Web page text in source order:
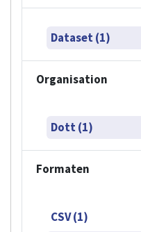
Dataset (1)
Organisation
Dott (1)
Formaten
CSV (1)